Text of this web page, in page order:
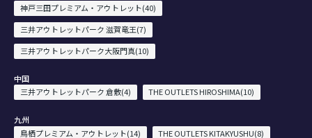
神戸三田プレミアム・アウトレット(40)
三井アウトレットパーク 滋賀竜王(7)
三井アウトレットパーク大阪門真(10)
中国
三井アウトレットパーク 倉敷(4)
THE OUTLETS HIROSHIMA(10)
九州
鳥栖プレミアム・アウトレット(14)
THE OUTLETS KITAKYUSHU(8)